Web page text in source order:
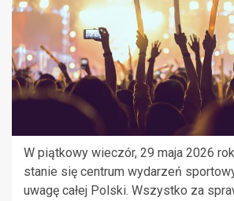
W piątkowy wieczór, 29 maja 2026
stanie się centrum wydarzeń
uwagę całej Polski. Wszystko za